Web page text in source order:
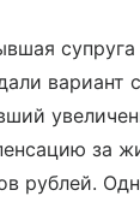
вариант
за
рублей.